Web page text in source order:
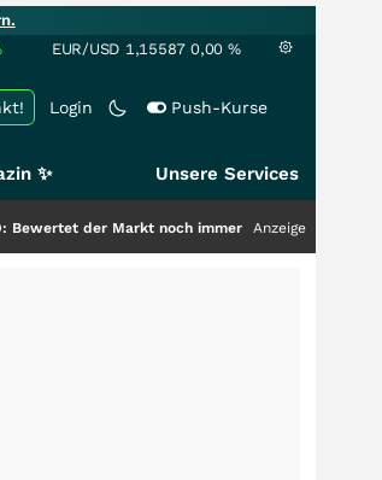
EUR/USD 1,15587 0,00 %
Login Push-Kurse
✨ Unsere Services
noch immer nur die Hälfte der Story?
Anzeige